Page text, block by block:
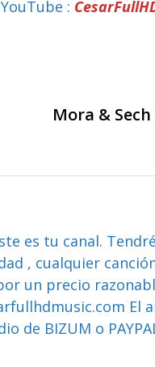
:
Mora & Sech
es tu canal.
, cualquier
un precio
El
de BIZUM o